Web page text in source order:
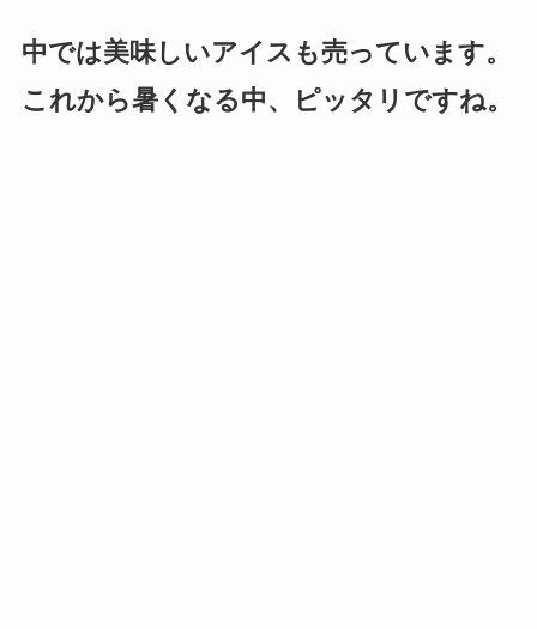
中では美味しいアイスも売っています。
これから暑くなる中、ピッタリですね。